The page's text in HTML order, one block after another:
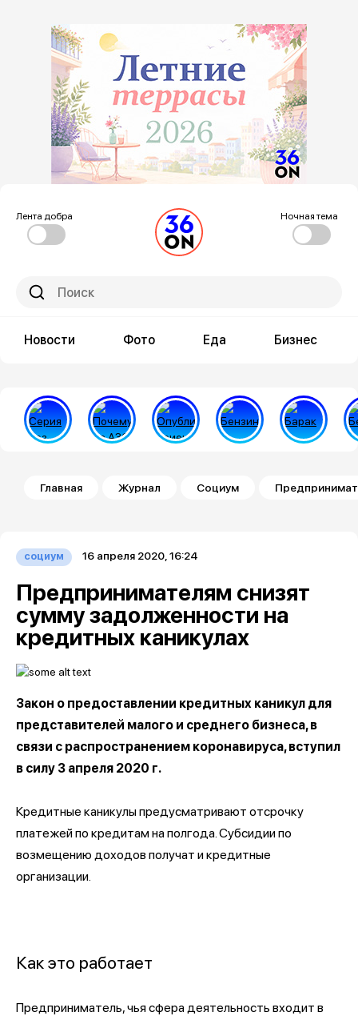
Лента добра Ночная тема
Новости Фото Еда Бизнес
Строка навигации
Главная Журнал Социум
социум 16 апреля 2020, 16:24
Предпринимателям снизят
сумму задолженности на
кредитных каникулах
Закон о предоставлении кредитных каникул для
представителей малого и среднего бизнеса, в
связи с распространением коронавируса, вступил
в силу 3 апреля 2020 г.
Кредитные каникулы предусматривают отсрочку
платежей по кредитам на полгода. Субсидии по
возмещению доходов получат и кредитные
организации.
Как это работает
Предприниматель, чья сфера деятельность входит в